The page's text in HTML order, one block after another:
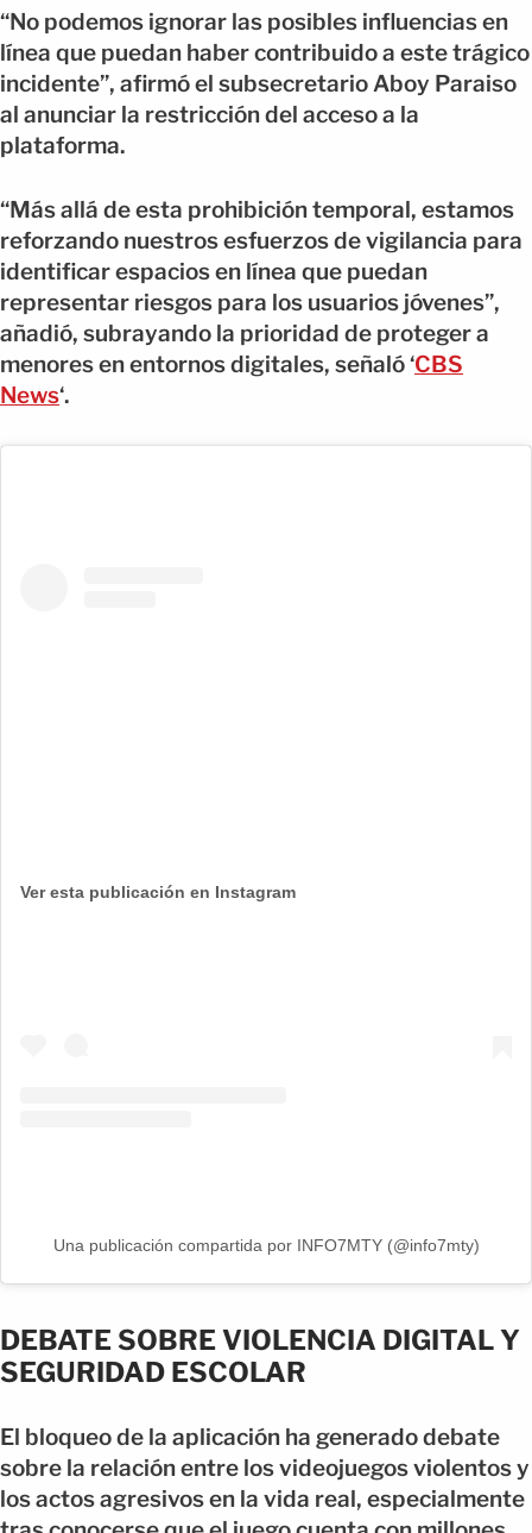
“No podemos ignorar las posibles influencias en
línea que puedan haber contribuido a este trágico
incidente”, afirmó el subsecretario Aboy Paraiso
al anunciar la restricción del acceso a la
plataforma.
“Más allá de esta prohibición temporal, estamos
reforzando nuestros esfuerzos de vigilancia para
identificar espacios en línea que puedan
representar riesgos para los usuarios jóvenes”,
añadió, subrayando la prioridad de proteger a
menores en entornos digitales, señaló ‘CBS
News‘.
Ver esta publicación en Instagram
Una publicación compartida por INFO7MTY (@info7mty)
DEBATE SOBRE VIOLENCIA DIGITAL Y
SEGURIDAD ESCOLAR
El bloqueo de la aplicación ha generado debate
sobre la relación entre los videojuegos violentos y
los actos agresivos en la vida real, especialmente